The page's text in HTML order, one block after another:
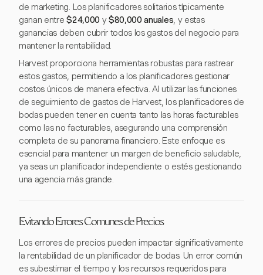
de marketing. Los planificadores solitarios típicamente
ganan entre$24,000y$80,000 anuales, y estas
ganancias deben cubrir todos los gastos del negocio para
mantener la rentabilidad.
Harvest proporciona herramientas robustas para rastrear
estos gastos, permitiendo a los planificadores gestionar
costos únicos de manera efectiva. Al utilizar las funciones
de seguimiento de gastos de Harvest, los planificadores de
bodas pueden tener en cuenta tanto las horas facturables
como las no facturables, asegurando una comprensión
completa de su panorama financiero. Este enfoque es
esencial para mantener un margen de beneficio saludable,
ya seas un planificador independiente o estés gestionando
una agencia más grande.
Evitando Errores Comunes de Precios
Los errores de precios pueden impactar significativamente
la rentabilidad de un planificador de bodas. Un error común
es subestimar el tiempo y los recursos requeridos para